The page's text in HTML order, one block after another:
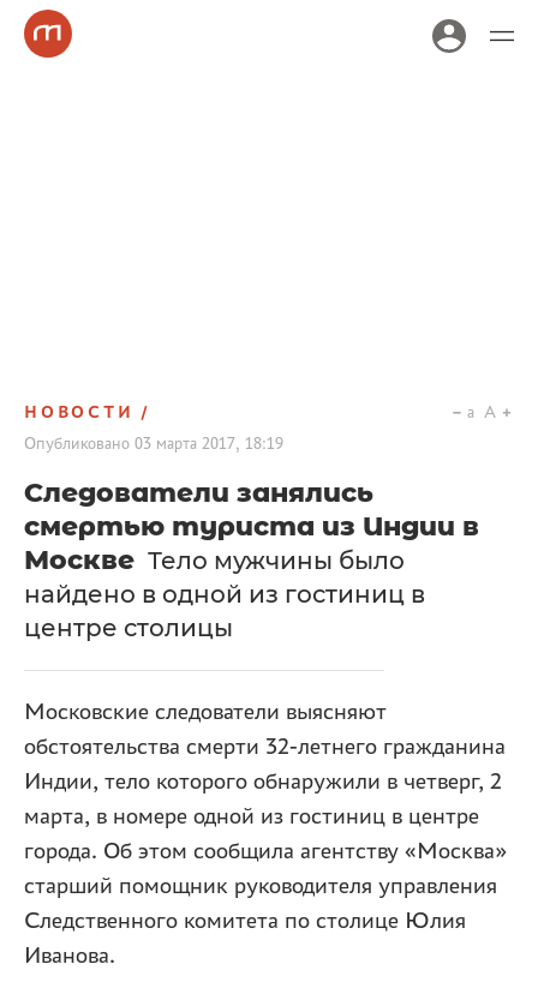
НОВОСТИ
Опубликовано 03 марта 2017, 18:19
a A
Следователи занялись
смертью туриста из Индии в
Москве Тело мужчины было
найдено в одной из гостиниц в
центре столицы
Московские следователи выясняют
обстоятельства смерти 32-летнего гражданина
Индии, тело которого обнаружили в четверг, 2
марта, в номере одной из гостиниц в центре
города. Об этом сообщила агентству «Москва»
старший помощник руководителя управления
Следственного комитета по столице Юлия
Иванова.